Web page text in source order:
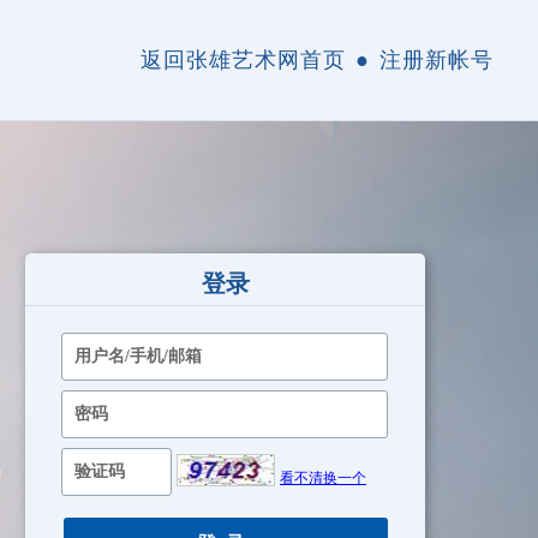
返回张雄艺术网首页 ● 注册新帐号
登录
看不清换一个